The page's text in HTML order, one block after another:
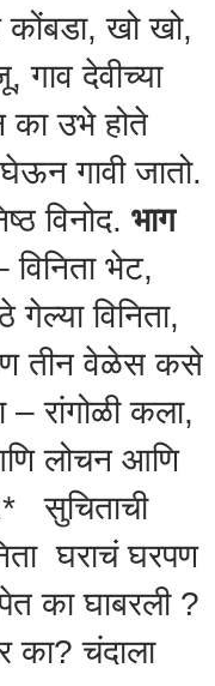
खो खो,
गाव देवीच्या
का उभे होते
गावी जातो.
विनोद. भाग
विनिता भेट,
गेल्या विनिता,
तीन वेळेस कसे
रांगोळी कला,
लोचन आणि
सुचिताची
घराचं घरपण
का घाबरली ?
का? चंदाला